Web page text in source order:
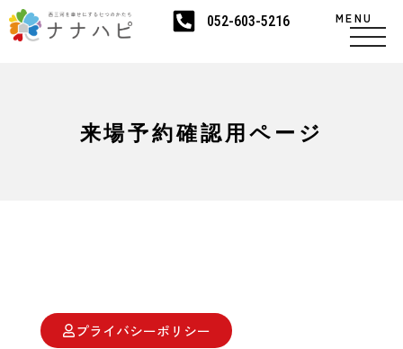
MENU
052-603-5216
来場予約確認用ページ
プライバシーポリシー